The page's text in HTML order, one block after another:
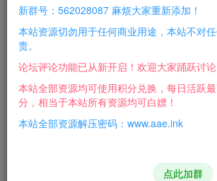
游戏介绍：
端】
支持系统：Win7 Win10 64位
支持网络：离线断网本地纯单机
配套教程：视频语音安装教程
虚拟机只需要启动数据，游戏在桌面运行
新群号：562028087 麻烦大家重新添加！
本站资源切勿用于任何商业用途，本站不对
责。
论坛评论功能已从新开启！欢迎大家踊跃讨论
本站全部资源均可使用积分兑换，每日活跃
分，相当于本站所有资源均可白嫖！
本站全部资源解压密码：www.aae.ink
点此加群